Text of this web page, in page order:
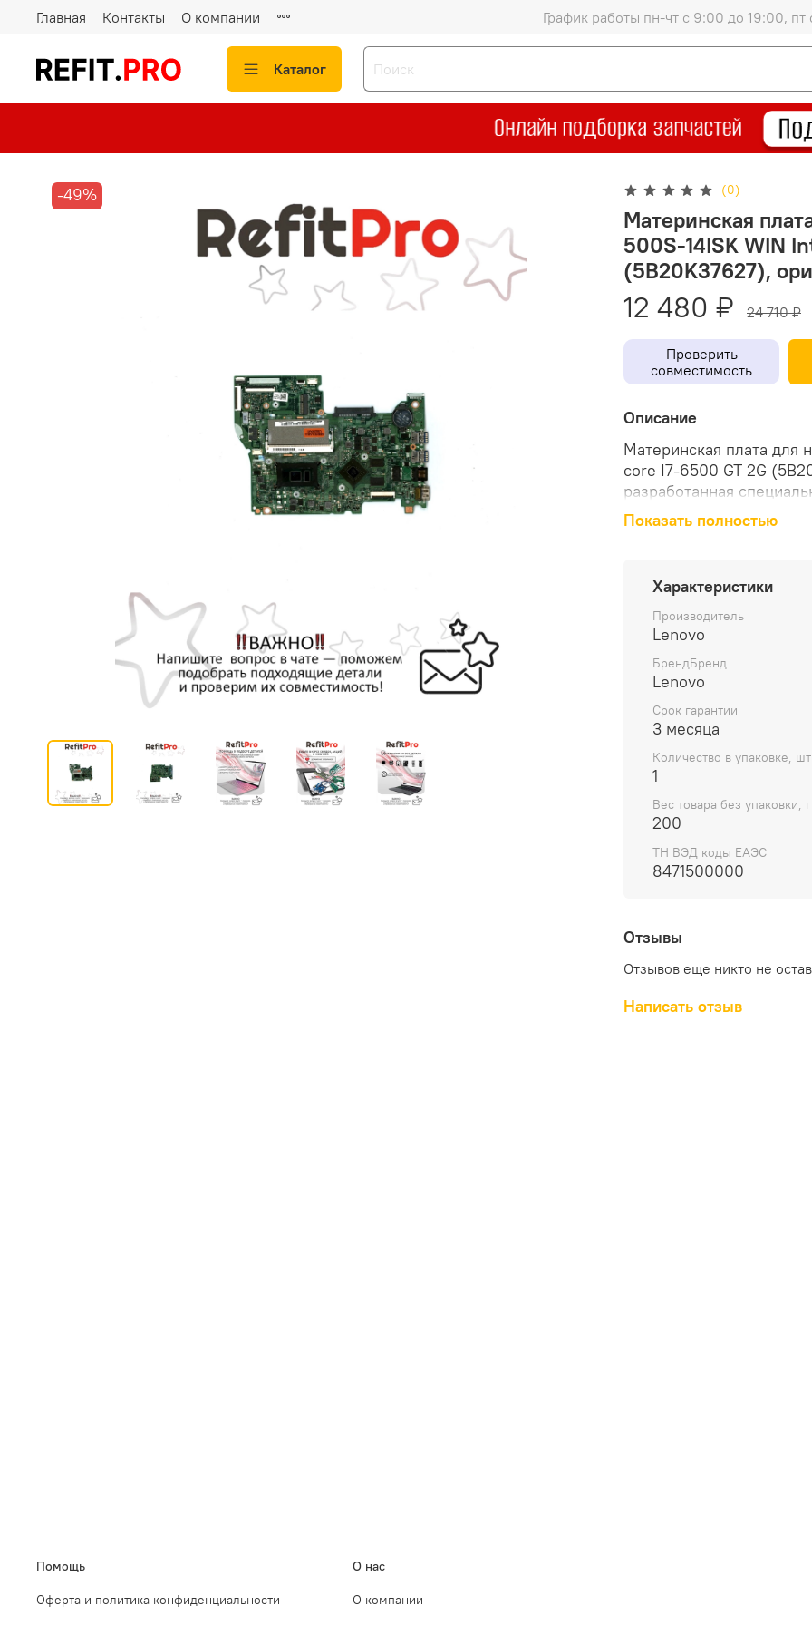
Главная Контакты О компании График работы пн-чт с 9:00 до 19:00, пт
Каталог
-49% (0)
Материнская
500S-14ISK WIN
(5B20K37627),
12 480 ₽ 24 710 ₽
Проверить
совместимость
Описание
Материнская плата для
core I7-6500 GT 2G
разработанная
Материнская плата
без замедления работы
Модель совместимого
Видеочип GT 2G
приложениями и
Вес материнской платы
удобной для
Выбирая материнскую
WIN Intel core I7-6500
и надежный продукт от
Показать полностью
Характеристики
Производитель
Lenovo
БрендБренд
Lenovo
Срок гарантии
3 месяца
Количество в упаковке, шт
1
Вес товара без упаковки, г
200
ТН ВЭД коды ЕАЭС
8471500000
Отзывы
Отзывов еще никто не
Написать отзыв
Помощь
Оферта и политика конфиденциальности
О нас
О компании